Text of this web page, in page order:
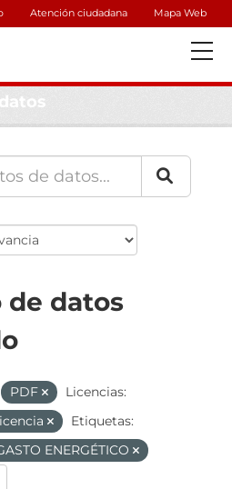
Atención ciudadana Mapa Web
de datos
PDF
Licencias:
Etiquetas:
ENERGÉTICO